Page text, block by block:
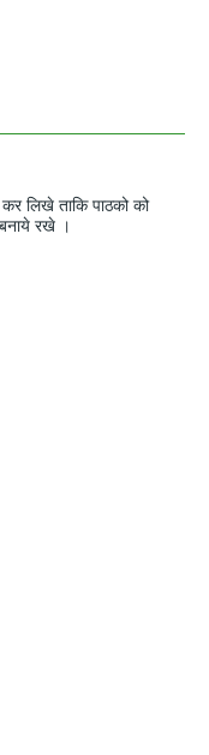
लिखे ताकि पाठको को
रखे ।